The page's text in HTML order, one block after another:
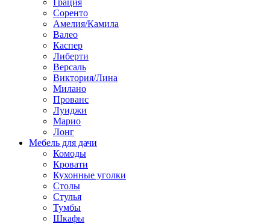
Грация
Соренто
Амелия/Камила
Валео
Каспер
Либерти
Версаль
Виктория/Лина
Милано
Прованс
Луиджи
Марио
Лонг
Мебель для дачи
Комоды
Кровати
Кухонные уголки
Столы
Стулья
Тумбы
Шкафы